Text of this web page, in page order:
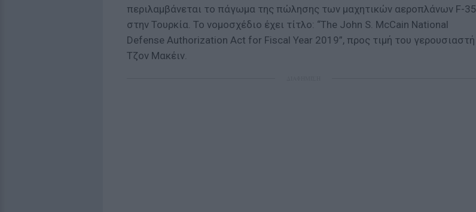
περιλαμβάνεται το πάγωμα της πώλησης των μαχητικών αεροπλάνων F-35
στην Τουρκία. Το νομοσχέδιο έχει τίτλο: “The John S. McCain National
Defense Authorization Act for Fiscal Year 2019”, προς τιμή του γερουσιαστή
Τζον Μακέιν.